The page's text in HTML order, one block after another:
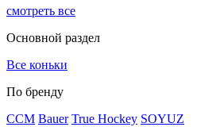
смотреть все
Основной раздел
Все коньки
По бренду
ССМ Bauer True Hockey SOYUZ